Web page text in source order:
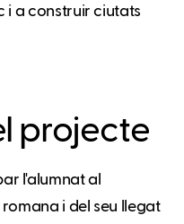
i a construir ciutats
projecte
l'alumnat al
i del seu llegat